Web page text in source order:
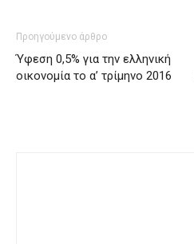
Προηγούμενο άρθρο
Ύφεση 0,5% για την ελληνική
οικονομία το α’ τρίμηνο 2016